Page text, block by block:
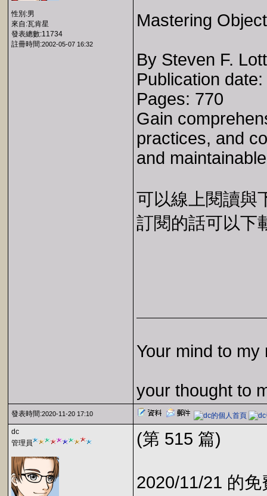
性別:男
來自:瓦肯星
發表總數:11734
註冊時間:2002-05-07 16:32
Mastering
By Steven F. Lott
Publication
Pages: 770
Gain
practices, and
and
可以線上閱讀與
訂閱的話可以下
Your mind to my
your thought to
發表時間:2020-11-20 17:10
dc
管理員
(第 515 篇)
2020/11/21 的